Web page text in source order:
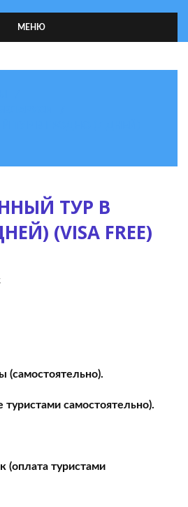
МЕНЮ
ТУР В
(VISA FREE)
(самостоятельно).
туристами самостоятельно).
(оплата туристами